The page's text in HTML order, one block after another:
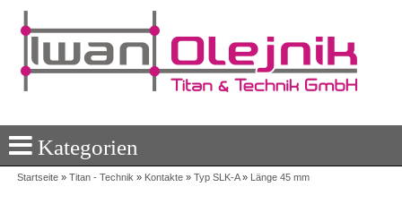
Kategorien
Startseite »Titan - Technik » Kontakte »Typ SLK-A» Länge 45 mm